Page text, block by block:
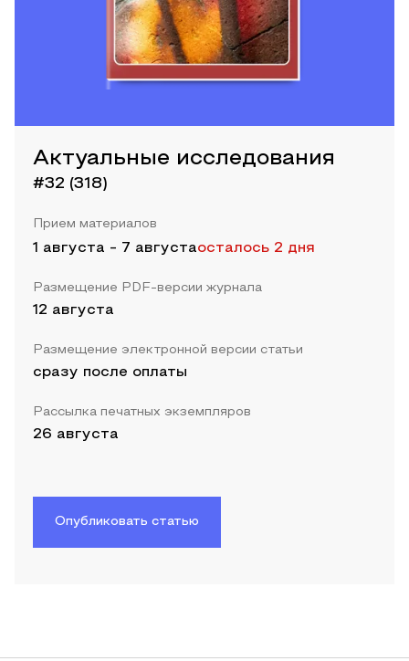
Актуальные исследования
#32 (318)
Прием материалов
1 августа - 7 августаосталось 2 дня
Размещение PDF-версии журнала
12 августа
Размещение электронной версии статьи
сразу после оплаты
Рассылка печатных экземпляров
26 августа
Опубликовать статью